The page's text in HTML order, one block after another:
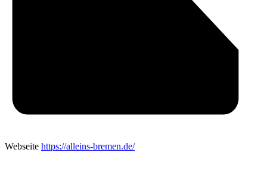
Webseite https://alleins-bremen.de/